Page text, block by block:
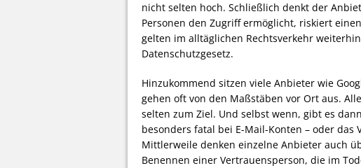
nicht selten hoch. Schließlich denkt der
Personen den Zugriff ermöglicht, riskiert
gelten im alltäglichen Rechtsverkehr
Datenschutzgesetz.
Hinzukommend sitzen viele Anbieter wie
gehen oft von den Maßstäben vor Ort aus.
selten zum Ziel. Und selbst wenn, gibt es
besonders fatal bei E-Mail-Konten – oder
Mittlerweile denken einzelne Anbieter auch
Benennen einer Vertrauensperson, die im